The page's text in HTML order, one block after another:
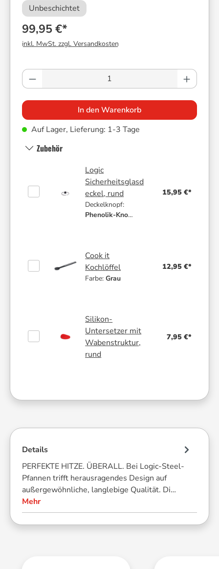
Unbeschichtet
99,95 €*
inkl. MwSt. zzgl. Versandkosten
Produkt Anzahl: Gib den gewünschten
In den Warenkorb
Auf Lager, Lieferung: 1-3 Tage
Zubehör
Logic
Sicherheitsglasd
eckel, rund
Deckelknopf:
Phenolik-Knopf
15,95 €*
Cook it
Kochlöffel
Farbe:Grau
12,95 €*
Silikon-
Untersetzer mit
Wabenstruktur,
rund
7,95 €*
Details
PERFEKTE HITZE. ÜBERALL. Bei Logic-Steel-
Pfannen trifft herausragendes Design auf
außergewöhnliche, langlebige Qualität. Di…
Mehr